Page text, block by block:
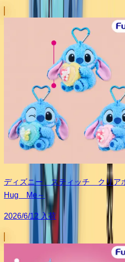
ディズニー スティッチ クリ
Hug Me～
2026/6/12 入荷